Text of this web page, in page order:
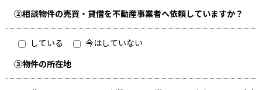
②相談物件の売買・貸借を不動産事業者へ依頼していますか？
している
今はしていない
③物件の所在地